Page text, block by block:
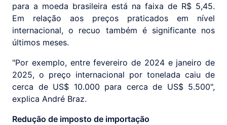
para a moeda brasileira está na faixa de R$ 5,45.
Em relação aos preços praticados em nível
internacional, o recuo também é significante nos
últimos meses.
"Por exemplo, entre fevereiro de 2024 e janeiro de
2025, o preço internacional por tonelada caiu de
cerca de US$ 10.000 para cerca de US$ 5.500",
explica André Braz.
Redução de imposto de importação